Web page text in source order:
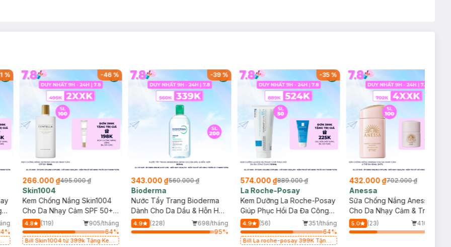
%
%
-46%
266.000 ₫495.000 ₫
Skin1004
Kem Chống Nắng Skin1004
Cho Da Nhạy Cảm SPF 50+
50ml
4.8 (119)
905/tháng
64%
Bill Skin1004 từ 399k Tặng Kem
-39%
343.000 ₫560.000 ₫
Bioderma
Nước Tẩy Trang Bioderma
Dành Cho Da Dầu & Hỗn Hợp
500ml
4.9 (228)
698/tháng
95%
-35%
574.000 ₫889.000 ₫
La Roche-Posay
Kem Dưỡng La Roche-Posay
Giúp Phục Hồi Da Đa Công
Dụng 100ml
4.9 (56)
351/tháng
64%
Bill La roche-posay 399K Tặng
432.000 ₫702.000 ₫
Anessa
Sữa Chống Nắng Anessa
Cho Da Nhạy Cảm & Trẻ Em
60ml (Mới)
5.0 (23)
410/tháng